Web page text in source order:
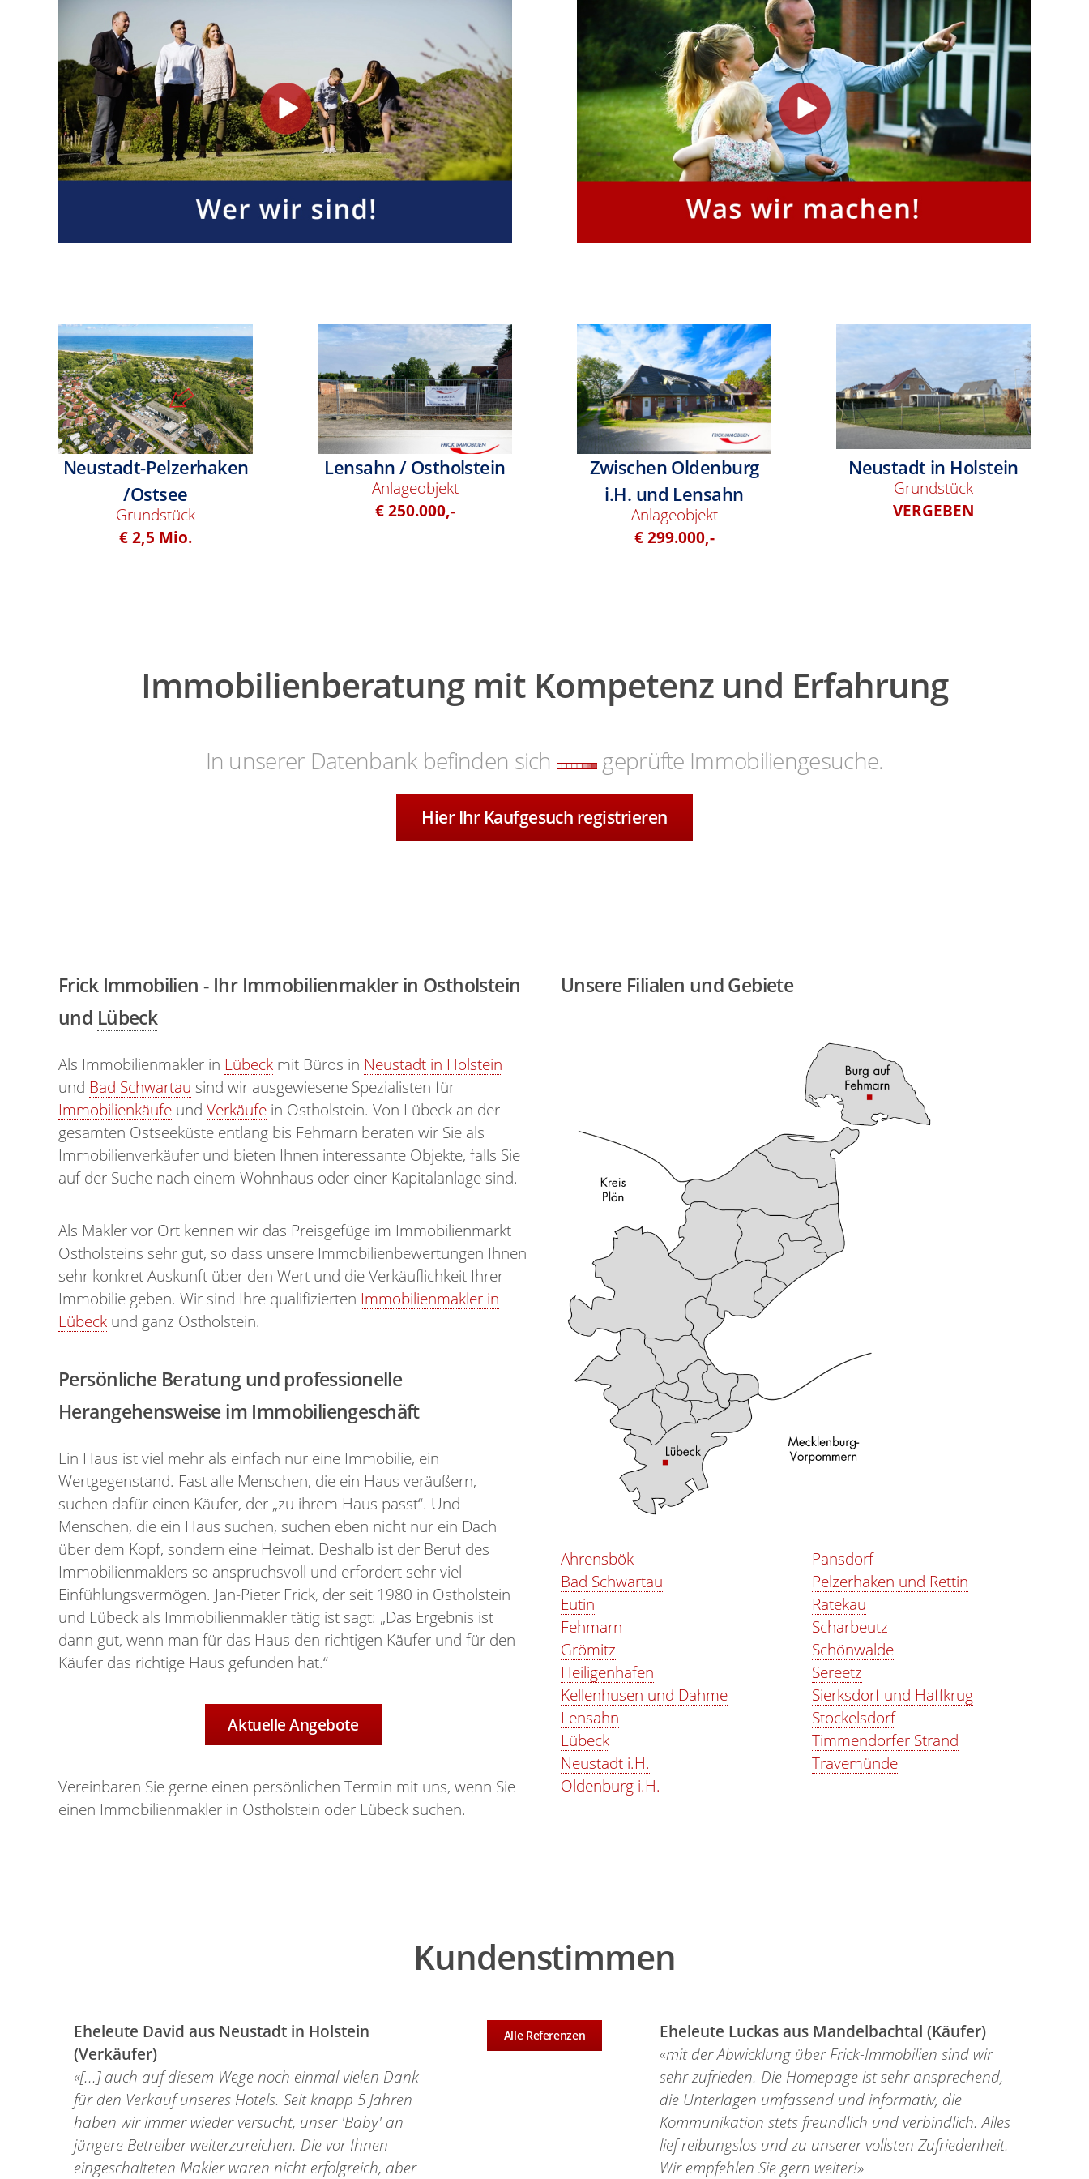
Neustadt-Pelzerhaken
/Ostsee
Grundstück
€ 2,5 Mio.
Lensahn / Ostholstein
Anlageobjekt
€ 250.000,-
Zwischen Oldenburg
i.H. und Lensahn
Anlageobjekt
€ 299.000,-
Neustadt in Holstein
Grundstück
VERGEBEN
Immobilienberatung mit Kompetenz und Erfahrung
In unserer Datenbank befinden sich geprüfte Immobiliengesuche.
Hier Ihr Kaufgesuch registrieren
Frick Immobilien - Ihr Immobilienmakler in Ostholstein
und Lübeck
Als Immobilienmakler in Lübeck mit Büros in Neustadt in Holstein
und Bad Schwartau sind wir ausgewiesene Spezialisten für
Immobilienkäufe und Verkäufe in Ostholstein. Von Lübeck an der
gesamten Ostseeküste entlang bis Fehmarn beraten wir Sie als
Immobilienverkäufer und bieten Ihnen interessante Objekte, falls Sie
auf der Suche nach einem Wohnhaus oder einer Kapitalanlage sind.
Als Makler vor Ort kennen wir das Preisgefüge im Immobilienmarkt
Ostholsteins sehr gut, so dass unsere Immobilienbewertungen Ihnen
sehr konkret Auskunft über den Wert und die Verkäuflichkeit Ihrer
Immobilie geben. Wir sind Ihre qualifizierten Immobilienmakler in
Lübeck und ganz Ostholstein.
Persönliche Beratung und professionelle
Herangehensweise im Immobiliengeschäft
Ein Haus ist viel mehr als einfach nur eine Immobilie, ein
Wertgegenstand. Fast alle Menschen, die ein Haus veräußern,
suchen dafür einen Käufer, der „zu ihrem Haus passt“. Und
Menschen, die ein Haus suchen, suchen eben nicht nur ein Dach
über dem Kopf, sondern eine Heimat. Deshalb ist der Beruf des
Immobilienmaklers so anspruchsvoll und erfordert sehr viel
Einfühlungsvermögen. Jan-Pieter Frick, der seit 1980 in Ostholstein
und Lübeck als Immobilienmakler tätig ist sagt: „Das Ergebnis ist
dann gut, wenn man für das Haus den richtigen Käufer und für den
Käufer das richtige Haus gefunden hat.“
Aktuelle Angebote
Vereinbaren Sie gerne einen persönlichen Termin mit uns, wenn Sie
einen Immobilienmakler in Ostholstein oder Lübeck suchen.
Unsere Filialen und Gebiete
Ahrensbök
Bad Schwartau
Eutin
Fehmarn
Grömitz
Heiligenhafen
Kellenhusen und Dahme
Lensahn
Lübeck
Neustadt i.H.
Oldenburg i.H.
Pansdorf
Pelzerhaken und Rettin
Ratekau
Scharbeutz
Schönwalde
Sereetz
Sierksdorf und Haffkrug
Stockelsdorf
Timmendorfer Strand
Travemünde
Kundenstimmen
Eheleute David aus Neustadt in Holstein
(Verkäufer)
«[...] auch auf diesem Wege noch einmal vielen Dank
für den Verkauf unseres Hotels. Seit knapp 5 Jahren
haben wir immer wieder versucht, unser 'Baby' an
jüngere Betreiber weiterzureichen. Die vor Ihnen
eingeschalteten Makler waren nicht erfolgreich, aber
Alle Referenzen
Eheleute Luckas aus Mandelbachtal (Käufer)
«mit der Abwicklung über Frick-Immobilien sind wir
sehr zufrieden. Die Homepage ist sehr ansprechend,
die Unterlagen umfassend und informativ, die
Kommunikation stets freundlich und verbindlich. Alles
lief reibungslos und zu unserer vollsten Zufriedenheit.
Wir empfehlen Sie gern weiter!»